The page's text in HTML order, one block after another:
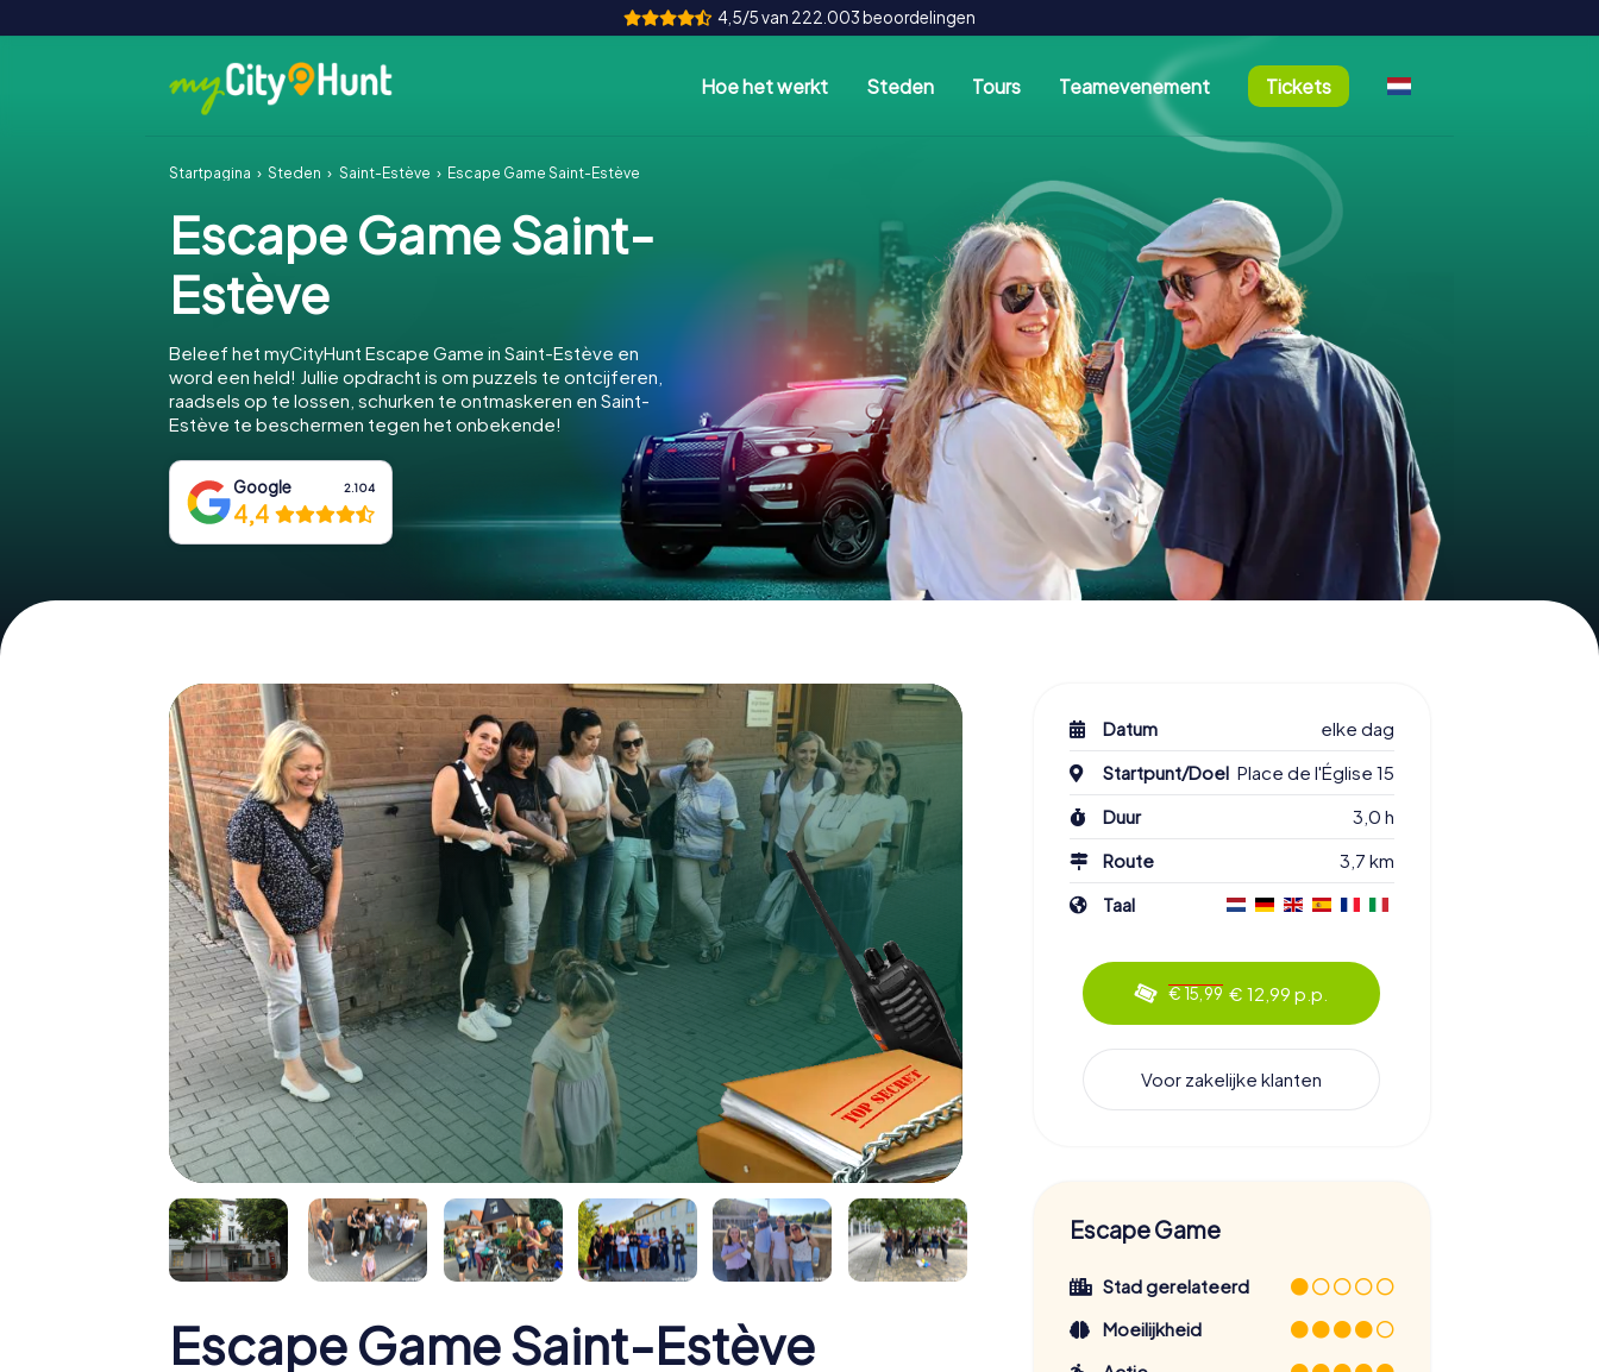
4,5/5 van 222.003 beoordelingen
Hoe het werkt Steden Tours Teamevenement Tickets
Startpagina Steden Saint-Estève Escape Game Saint-Estève
Escape Game Saint-
Estève
Beleef het myCityHunt Escape Game in Saint-Estève en
word een held! Jullie opdracht is om puzzels te ontcijferen,
raadsels op te lossen, schurken te ontmaskeren en Saint-
Estève te beschermen tegen het onbekende!
Google 2.104
4,4
Escape Game Saint-Estève
Datum
elke dag
Startpunt/Doel Place de l'Église 15
Duur
3,0 h
Route
3,7 km
Taal
€ 15,99 € 12,99 p.p.
Voor zakelijke klanten
Escape Game
Stad gerelateerd
Moeilijkheid